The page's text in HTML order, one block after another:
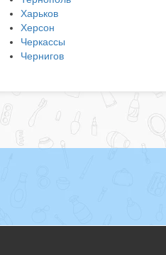
Харьков
Херсон
Черкассы
Чернигов